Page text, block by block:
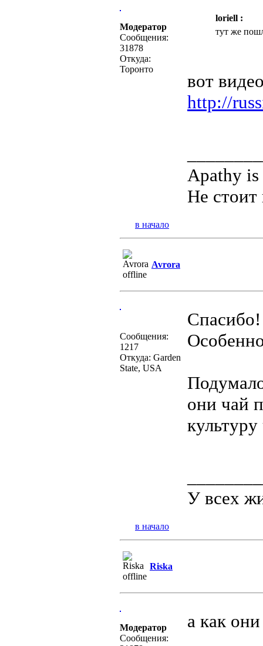
Модератор
Сообщения:
31878
Откуда:
Торонто
loriell :
тут же
вот
http://
Apathy
Не стоит
в начало
Avrora
Сообщения:
1217
Откуда: Garden
State, USA
они чай
У всех
в начало
Riska
Модератор
Сообщения:
а как